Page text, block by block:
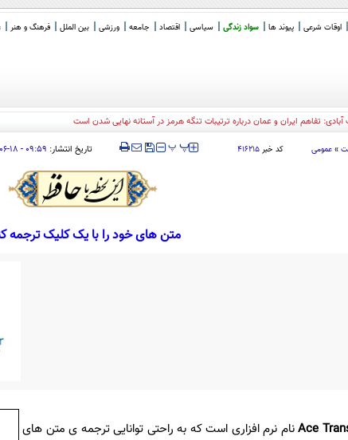
اوقات شرعی پیوند ها سواد زندگی سیاسی اقتصاد جامعه ورزشی بین الملل فرهنگ و هنر
ایرا_
» عمومی کد خبر ۴۱۶۲۱۵ ‍‍‍ پ پ تاریخ انتشار: ۰۹:۵۹ - ۱۸-۰۶-۱۳۹۴
متن های خود را با یک کلیک ترجمه
Aceنام نرم افزاری است که به راحتی توانایی ترجمه ی متن های